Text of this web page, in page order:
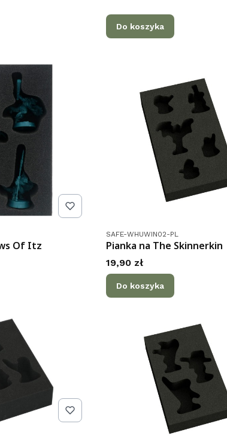
Do koszyka
Of Itz
Kod produktu
SAFE-WHUWIN02-PL
Pianka na The Skinnerkin
Cena
19,90 zł
Do koszyka